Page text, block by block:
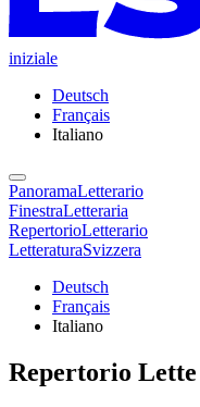
iniziale
Deutsch
Français
Italiano
PanoramaLetterario
FinestraLetteraria
RepertorioLetterario
LetteraturaSvizzera
Deutsch
Français
Italiano
Repertorio Lette